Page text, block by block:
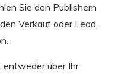
Sie den Publishern
Verkauf oder Lead,
über Ihr